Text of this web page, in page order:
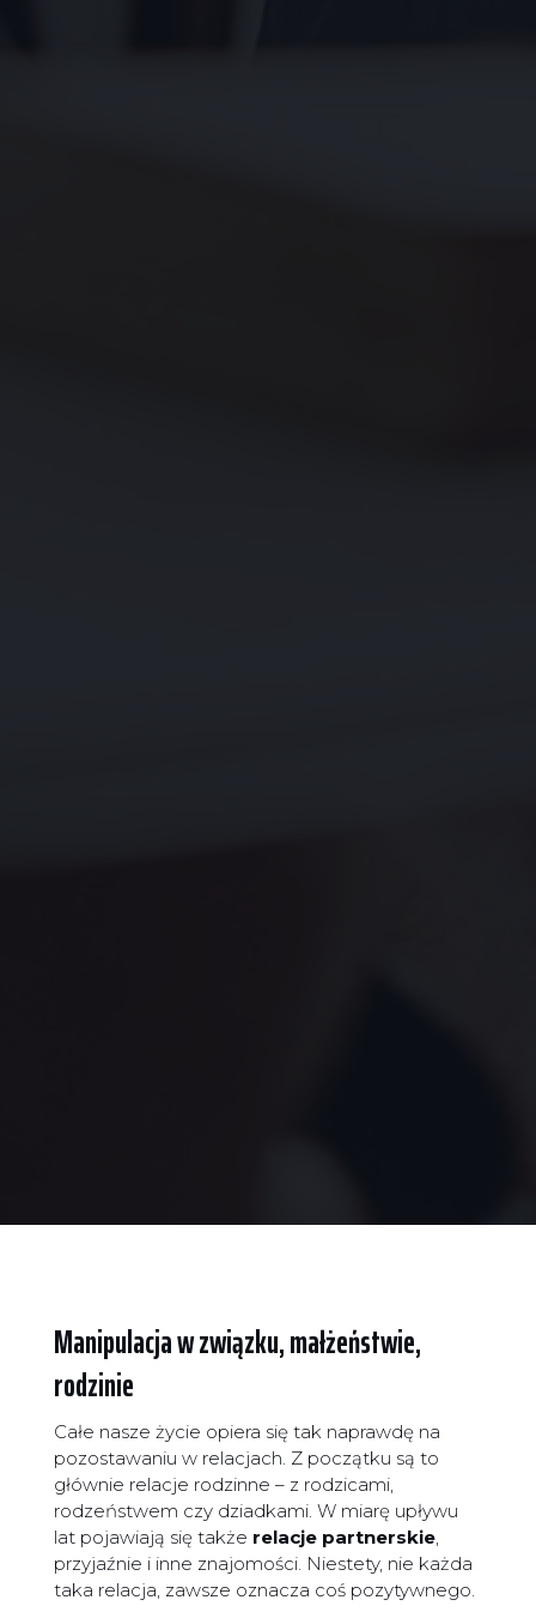
Manipulacja w związku, małżeństwie,
rodzinie
Całe nasze życie opiera się tak naprawdę na
pozostawaniu w relacjach. Z początku są to
głównie relacje rodzinne – z rodzicami,
rodzeństwem czy dziadkami. W miarę upływu
lat pojawiają się także relacje partnerskie,
przyjaźnie i inne znajomości. Niestety, nie każda
taka relacja, zawsze oznacza coś pozytywnego.